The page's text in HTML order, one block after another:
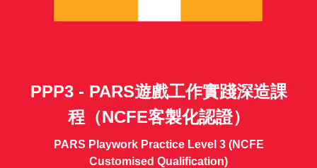
PPP3 - PARS遊戲工作實踐深造課
程（NCFE客製化認證）
PARS Playwork Practice Level 3 (NCFE
Customised Qualification)